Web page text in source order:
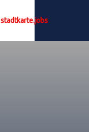
stadtkarte.jobs